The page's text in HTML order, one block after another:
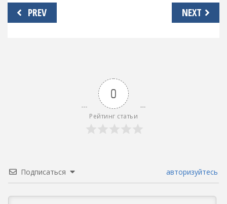
Навигация
по
PREV NEXT
0
Рейтинг статьи
Подписаться авторизуйтесь